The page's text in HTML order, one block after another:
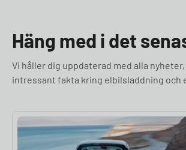
Häng med i det
Vi håller dig uppdaterad med alla
intressant fakta kring elbilsladdning och